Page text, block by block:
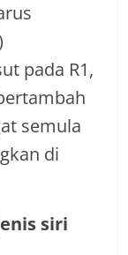
pada R1,
semula
di
siri